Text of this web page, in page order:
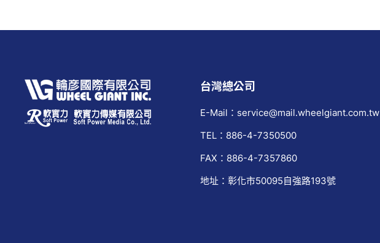
台灣總公司
E-Mail：service@mail.wheelgiant.com.tw
TEL：886-4-7350500
FAX：886-4-7357860
地址：彰化市50095自強路193號